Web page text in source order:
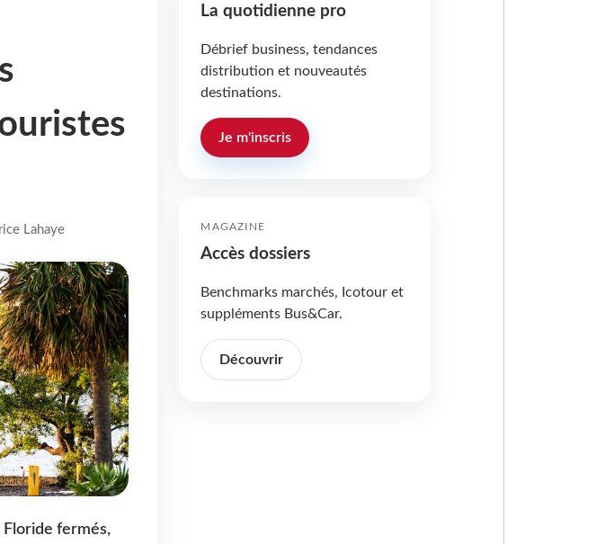
Lahaye
Floride fermés,
La quotidienne pro
Débrief business, tendances
distribution et nouveautés
destinations.
Je m'inscris
MAGAZINE
Accès dossiers
Benchmarks marchés, Icotour et
suppléments Bus&Car.
Découvrir